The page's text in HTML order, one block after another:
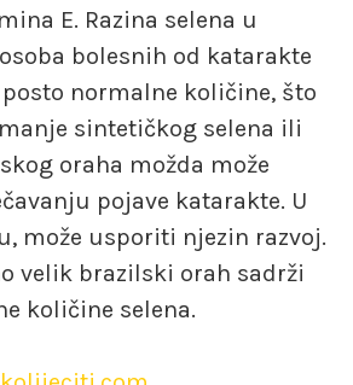
E. Razina selena u
bolesnih od katarakte
posto normalne količine, što
sintetičkog selena ili
oraha možda može
pojave katarakte. U
može usporiti njezin razvoj.
velik brazilski orah sadrži
količine selena.